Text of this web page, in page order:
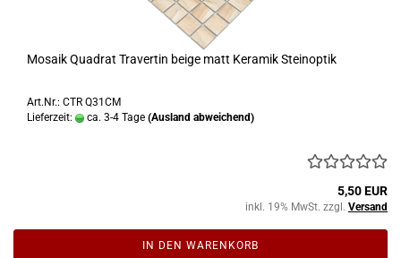
Mosaik Quadrat Travertin beige matt Keramik Steinoptik
Art.Nr.: CTR Q31CM
Lieferzeit:
ca. 3-4 Tage (Ausland abweichend)
5,50 EUR
inkl. 19% MwSt. zzgl. Versand
IN DEN WARENKORB